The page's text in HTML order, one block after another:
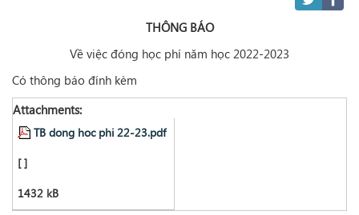
THÔNG BÁO
Về việc đóng học phí năm học 2022-2023
Có thông báo đính kèm
Attachments:
TB dong hoc phi 22-23.pdf
[ ]
1432 kB